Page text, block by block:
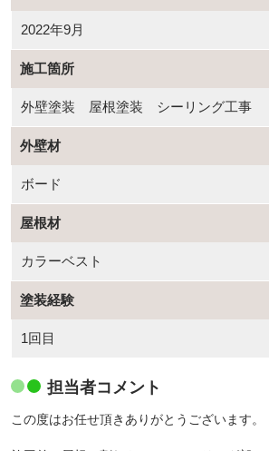
2022年9月
施工箇所
外壁塗装 屋根塗装 シーリング工事
外壁材
ボード
屋根材
カラーベスト
塗装経験
1回目
担当者コメント
この度はお任せ頂きありがとうございます。